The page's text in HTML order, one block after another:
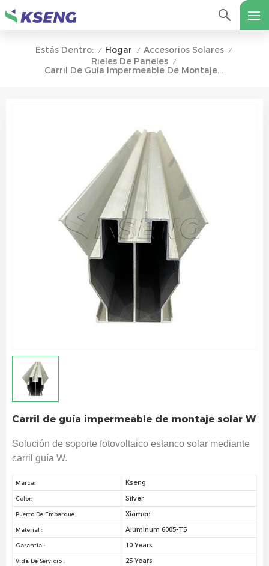
Estás Dentro: / Hogar / Accesorios Solares /
Rieles De Paneles /
Carril De Guía Impermeable De Montaje Solar W
Carril de guía impermeable de montaje solar W
Solución de soporte fotovoltaico estanco solar mediante
carril guía W.
Marca: Kseng
Color: Silver
Puerto De Embarque: Xiamen
Material : Aluminum 6005-T5
Garantía : 10 Years
Vida De Servicio : 25 Years